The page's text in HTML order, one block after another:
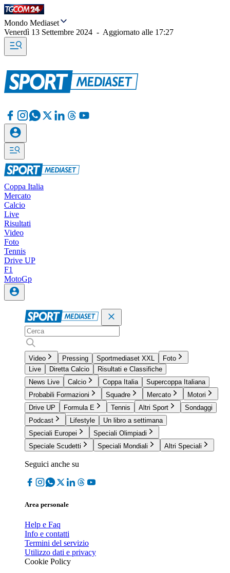
Mondo Mediaset
Venerdì 13 Settembre 2024 - Aggiornato alle 17:27
Coppa Italia
Mercato
Calcio
Live
Risultati
Video
Foto
Tennis
Drive UP
F1
MotoGp
Video Pressing Sportmediaset XXL
Foto
Live
Diretta Calcio
Risultati e Classifiche
News Live
Calcio Coppa Italia
Supercoppa Italiana
Probabili Formazioni
Squadre Mercato
Motori
Drive UP
Formula E Tennis Altri Sport
Sondaggi
Podcast
Lifestyle
Un libro a settimana
Speciali Europei
Speciali Olimpiadi
Speciale Scudetti
Speciali Mondiali Altri Speciali
Seguici anche su
Area personale
Help e Faq
Info e contatti
Termini del servizio
Utilizzo dati e privacy
Cookie Policy